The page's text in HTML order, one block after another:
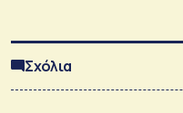
Σχόλια